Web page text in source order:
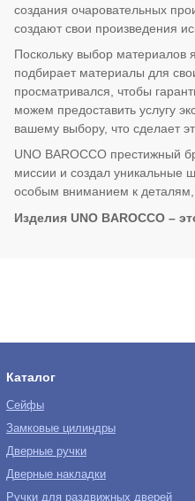
создания очаровательных
создают свои произведения
Поскольку выбор материалов
подбирает материалы для
просматривался, чтобы
можем предоставить услугу
вашему выбору, что сделает
UNO BAROCCO престижный
миссии и создал уникальные
особым вниманием к деталям,
Изделия UNO BAROCCO –
Каталог
Сейфы
Замковые цилиндры
Дверные ручки
Дверные накладки
Ручки для раздвижных дверей